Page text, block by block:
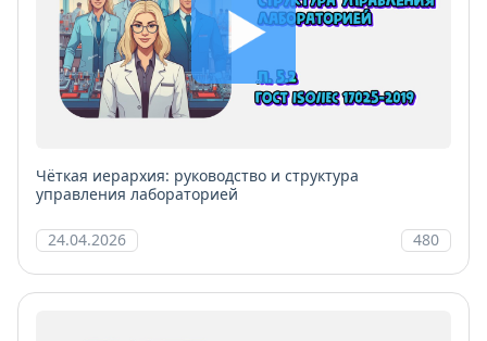
Чёткая иерархия: руководство и структура
управления лабораторией
24.04.2026 480